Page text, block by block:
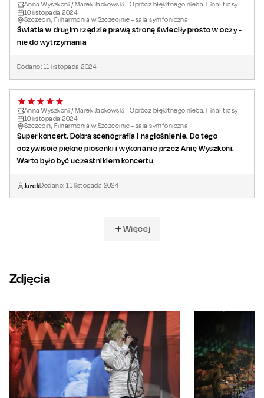
Anna Wyszkoni / Marek Jackowski - Oprócz błękitnego nieba. Finał trasy
10listopada 2024
Szczecin, Filharmonia w Szczecinie - sala symfoniczna
Światła w drugim rzędzie prawą stronę świeciły prosto w oczy -
nie do wytrzymania
Dodano: 11 listopada 2024
Anna Wyszkoni / Marek Jackowski - Oprócz błękitnego nieba. Finał trasy
10listopada 2024
Szczecin, Filharmonia w Szczecinie - sala symfoniczna
Super koncert. Dobra scenografia i nagłośnienie. Do tego
oczywiście piękne piosenki i wykonanie przez Anię Wyszkoni.
Warto było być uczestnikiem koncertu
JurekDodano:11 listopada 2024
Więcej
Zdjęcia